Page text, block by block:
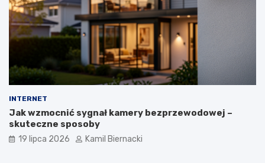
INTERNET
Jak wzmocnić sygnał kamery bezprzewodowej –
skuteczne sposoby
19 lipca 2026 Kamil Biernacki